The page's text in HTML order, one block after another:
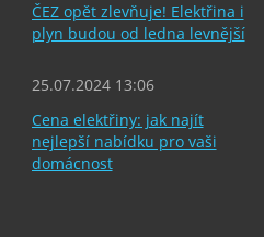
ČEZ opět zlevňuje! Elektřina i
plyn budou od ledna levnější
25.07.2024 13:06
Cena elektřiny: jak najít
nejlepší nabídku pro vaši
domácnost